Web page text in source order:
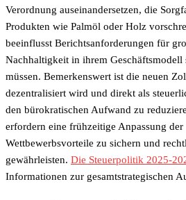
Verordnung auseinandersetzen, die
Produkten wie Palmöl oder Holz
beeinflusst Berichtsanforderungen für
Nachhaltigkeit in ihrem Geschäftsmodell
müssen. Bemerkenswert ist die neuen
dezentralisiert wird und direkt als
den bürokratischen Aufwand zu
erfordern eine frühzeitige Anpassung
Wettbewerbsvorteile zu sichern und
gewährleisten. Die Steuerpolitik 2025-
Informationen zur gesamtstrategischen